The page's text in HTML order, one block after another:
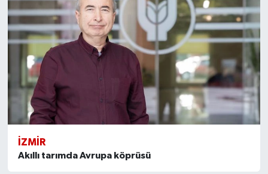
İZMIR
Akıllı tarımda Avrupa köprüsü